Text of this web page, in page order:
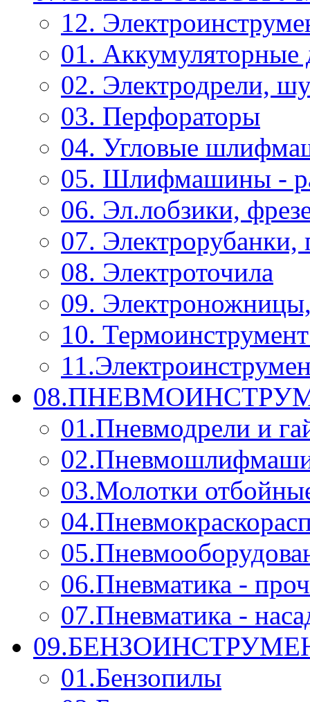
12.
01. Аккумуляторные
02. Электродрели,
03. Перфораторы
04. Угловые
05. Шлифмашины -
06. Эл.лобзики,
07. Электрорубанки,
08. Электроточила
09.
10.
01.Пневмодрели и
03.Молотки
06.Пневматика -
07.Пневматика -
01.Бензопилы